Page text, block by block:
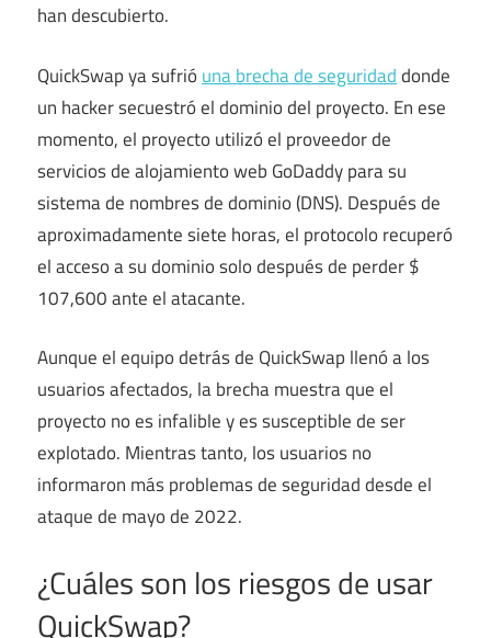
han descubierto.
QuickSwap ya sufrió una brecha de seguridaddonde
un hacker secuestró el dominio del proyecto. En ese
momento, el proyecto utilizó el proveedor de
servicios de alojamiento web GoDaddy para su
sistema de nombres de dominio (DNS). Después de
aproximadamente siete horas, el protocolo recuperó
el acceso a su dominio solo después de perder $
107,600 ante el atacante.
Aunque el equipo detrás de QuickSwap llenó a los
usuarios afectados, la brecha muestra que el
proyecto no es infalible y es susceptible de ser
explotado. Mientras tanto, los usuarios no
informaron más problemas de seguridad desde el
ataque de mayo de 2022.
¿Cuáles son los riesgos de usar
QuickSwap?